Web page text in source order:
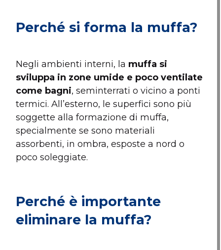
Perché si forma la muffa?
Negli ambienti interni, la muffa si
sviluppa in zone umide e poco ventilate
come bagni, seminterrati o vicino a ponti
termici. All’esterno, le superfici sono più
soggette alla formazione di muffa,
specialmente se sono materiali
assorbenti, in ombra, esposte a nord o
poco soleggiate.
Perché è importante
eliminare la muffa?